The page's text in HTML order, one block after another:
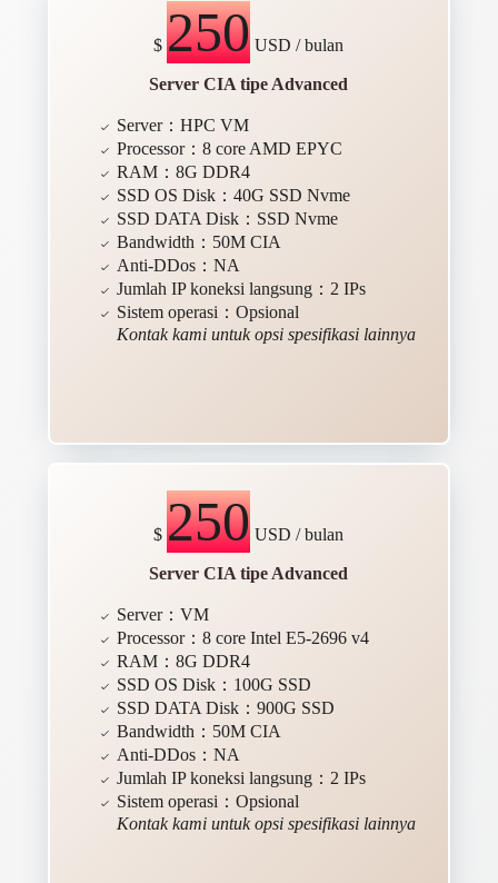
$ 250 USD / bulan
Server CIA tipe Advanced
Server：HPC VM
Processor：8 core AMD EPYC
RAM：8G DDR4
SSD OS Disk：40G SSD Nvme
SSD DATA Disk：SSD Nvme
Bandwidth：50M CIA
Anti-DDos：NA
Jumlah IP koneksi langsung：2 IPs
Sistem operasi：Opsional
Kontak kami untuk opsi spesifikasi lainnya
$ 250 USD / bulan
Server CIA tipe Advanced
Server：VM
Processor：8 core Intel E5-2696 v4
RAM：8G DDR4
SSD OS Disk：100G SSD
SSD DATA Disk：900G SSD
Bandwidth：50M CIA
Anti-DDos：NA
Jumlah IP koneksi langsung：2 IPs
Sistem operasi：Opsional
Kontak kami untuk opsi spesifikasi lainnya